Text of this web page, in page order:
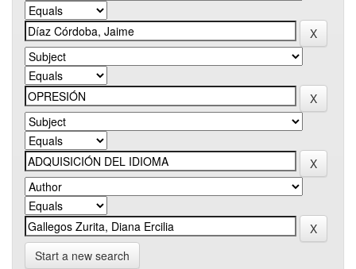
Start a new search